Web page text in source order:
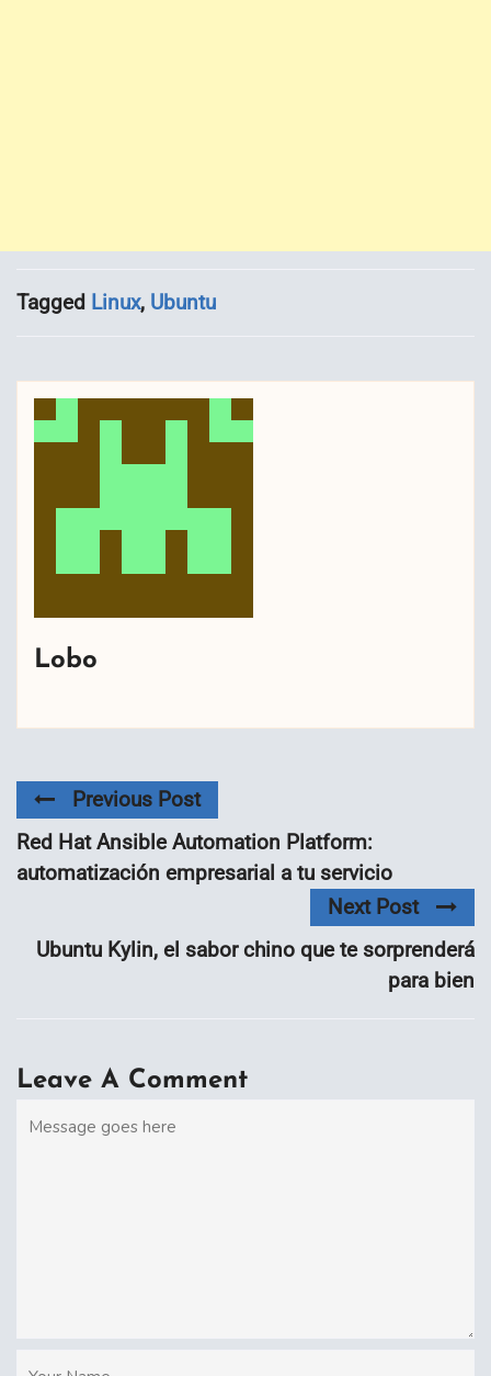
Tagged Linux, Ubuntu
Lobo
Previous Post
Red Hat Ansible Automation Platform:
automatización empresarial a tu servicio
Next Post
Ubuntu Kylin, el sabor chino que te sorprenderá
para bien
Leave A Comment